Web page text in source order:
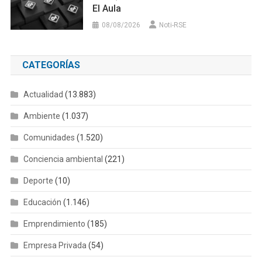
El Aula
08/08/2026 Noti-RSE
CATEGORÍAS
Actualidad (13.883)
Ambiente (1.037)
Comunidades (1.520)
Conciencia ambiental (221)
Deporte (10)
Educación (1.146)
Emprendimiento (185)
Empresa Privada (54)